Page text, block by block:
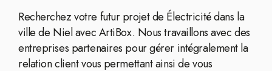
Recherchez votre futur projet de Électricité dans la
ville de Niel avec ArtiBox. Nous travaillons avec des
entreprises partenaires pour gérer intégralement la
relation client vous permettant ainsi de vous